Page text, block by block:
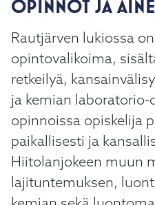
kosketus-
pyyhkäisyliikkeitä.
OPINNOT JA
Rautjärven lukiossa
opintovalikoima,
retkeilyä,
ja kemian
opinnoissa opiskelija
paikallisesti ja
Hiitolanjokeen muun
lajituntemuksen,